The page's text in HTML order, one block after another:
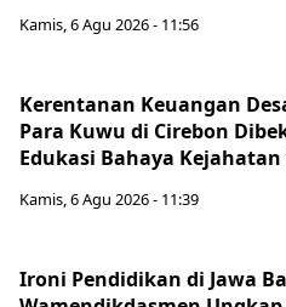
Kamis, 6 Agu 2026 - 11:56
Kerentanan Keuangan
Para Kuwu di Cirebon
Edukasi Bahaya Kejahatan
Kamis, 6 Agu 2026 - 11:39
Ironi Pendidikan di Jawa